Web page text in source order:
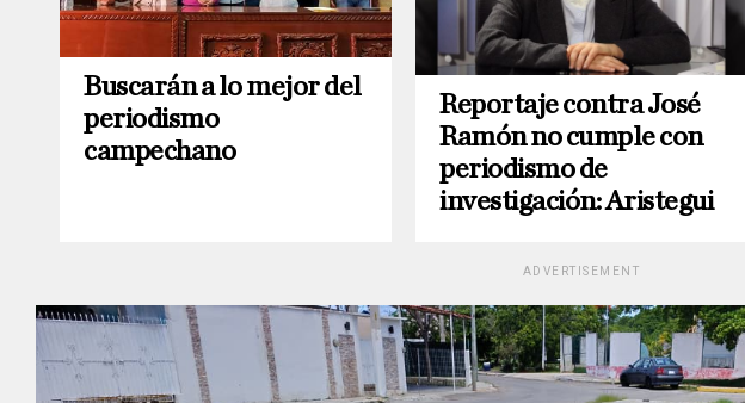
Buscarán a lo mejor del
periodismo
campechano
Reportaje contra José
Ramón no cumple con
periodismo de
investigación: Aristegui
ADVERTISEMENT